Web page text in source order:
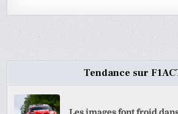
Tendance sur